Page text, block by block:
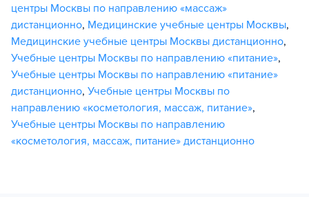
центры Москвы по направлению «массаж»
дистанционно, Медицинские учебные центры Москвы,
Медицинские учебные центры Москвы дистанционно,
Учебные центры Москвы по направлению «питание»,
Учебные центры Москвы по направлению «питание»
дистанционно, Учебные центры Москвы по
направлению «косметология, массаж, питание»,
Учебные центры Москвы по направлению
«косметология, массаж, питание» дистанционно